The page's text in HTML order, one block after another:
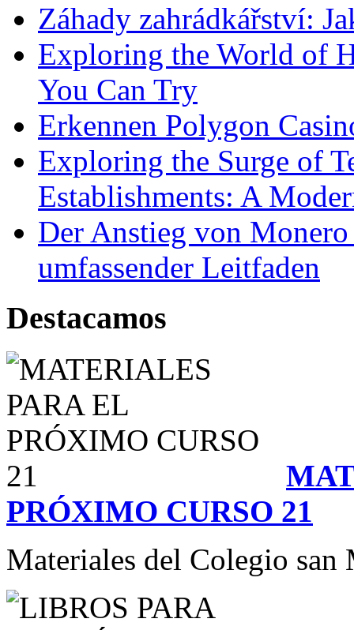
Záhady zahrádkářství:
Exploring the World of
You Can Try
Erkennen Polygon
Exploring the Surge of
Establishments: A
Der Anstieg von
umfassender Leitfaden
Destacamos
PRÓXIMO CURSO 21
Materiales del Colegio san